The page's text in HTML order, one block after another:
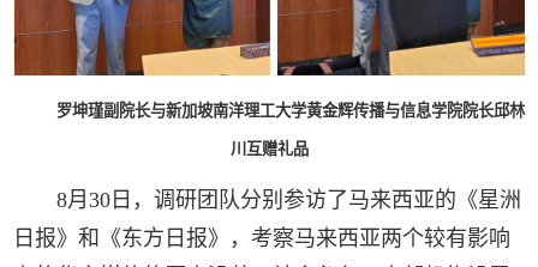
罗坤瑾副院长与新加坡南洋理工大学黄金辉传播与信息学院院长邱林
川互赠礼品
8月30日，调研团队分别参访了马来西亚的《星洲
日报》和《东方日报》，考察马来西亚两个较有影响